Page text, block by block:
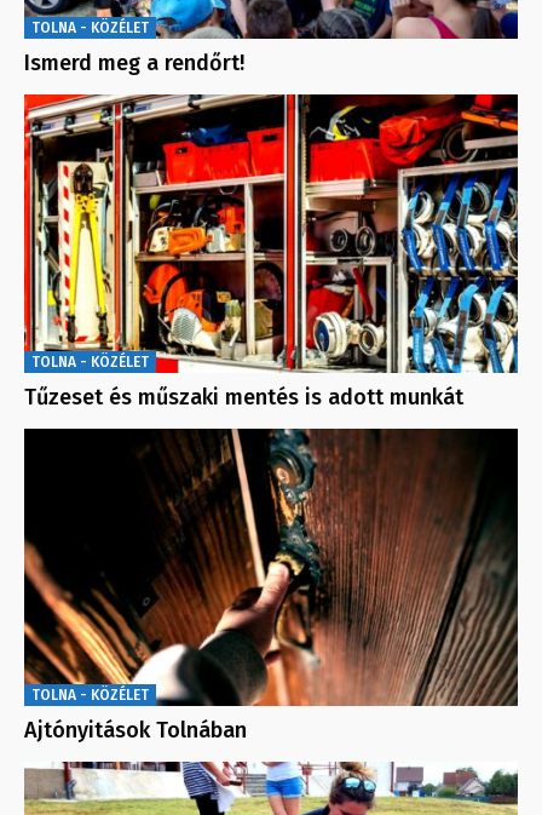
TOLNA - KÖZÉLET
Ismerd meg a rendőrt!
TOLNA - KÖZÉLET
Tűzeset és műszaki mentés is adott munkát
TOLNA - KÖZÉLET
Ajtónyitások Tolnában